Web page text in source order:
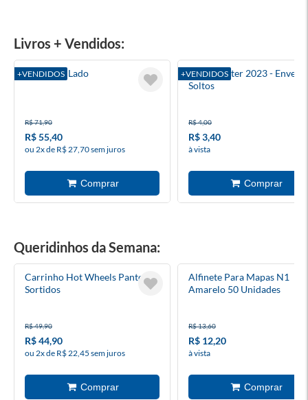
Livros + Vendidos:
+VENDIDOS
Do Outro Lado
R$ 71,90
R$ 55,40
ou 2x de R$ 27,70 sem juros
+VENDIDOS
Harry Potter 2023 -
Soltos
R$ 4,00
R$ 3,40
à vista
Queridinhos da Semana:
Carrinho Hot Wheels Pantone
Sortidos
R$ 49,90
R$ 44,90
ou 2x de R$ 22,45 sem juros
Alfinete Para Mapas N1
Amarelo 50 Unidades
R$ 13,60
R$ 12,20
à vista